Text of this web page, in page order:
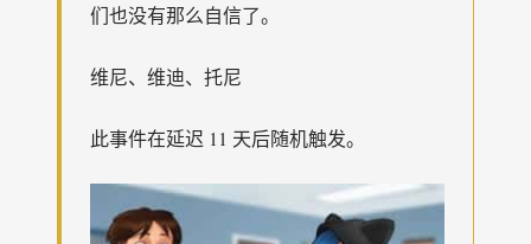
们也没有那么自信了。
维尼、维迪、托尼
此事件在延迟 11 天后随机触发。